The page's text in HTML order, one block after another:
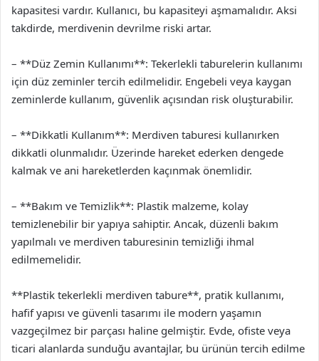
kapasitesi vardır. Kullanıcı, bu kapasiteyi aşmamalıdır. Aksi
takdirde, merdivenin devrilme riski artar.
– **Düz Zemin Kullanımı**: Tekerlekli taburelerin kullanımı
için düz zeminler tercih edilmelidir. Engebeli veya kaygan
zeminlerde kullanım, güvenlik açısından risk oluşturabilir.
– **Dikkatli Kullanım**: Merdiven taburesi kullanırken
dikkatli olunmalıdır. Üzerinde hareket ederken dengede
kalmak ve ani hareketlerden kaçınmak önemlidir.
– **Bakım ve Temizlik**: Plastik malzeme, kolay
temizlenebilir bir yapıya sahiptir. Ancak, düzenli bakım
yapılmalı ve merdiven taburesinin temizliği ihmal
edilmemelidir.
**Plastik tekerlekli merdiven tabure**, pratik kullanımı,
hafif yapısı ve güvenli tasarımı ile modern yaşamın
vazgeçilmez bir parçası haline gelmiştir. Evde, ofiste veya
ticari alanlarda sunduğu avantajlar, bu ürünün tercih edilme